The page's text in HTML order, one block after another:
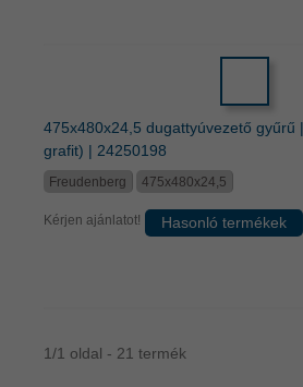
475x480x24,5 dugattyúvezető gyűrű
grafit) | 24250198
Freudenberg 475x480x24,5
Kérjen ajánlatot! Hasonló termékek
1/1 oldal - 21 termék